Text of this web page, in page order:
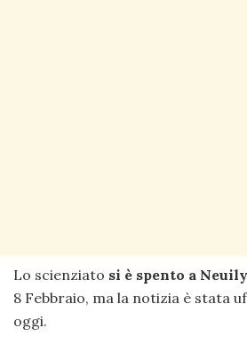
Lo scienziato si è spento a
8 Febbraio, ma la notizia è stata
oggi.